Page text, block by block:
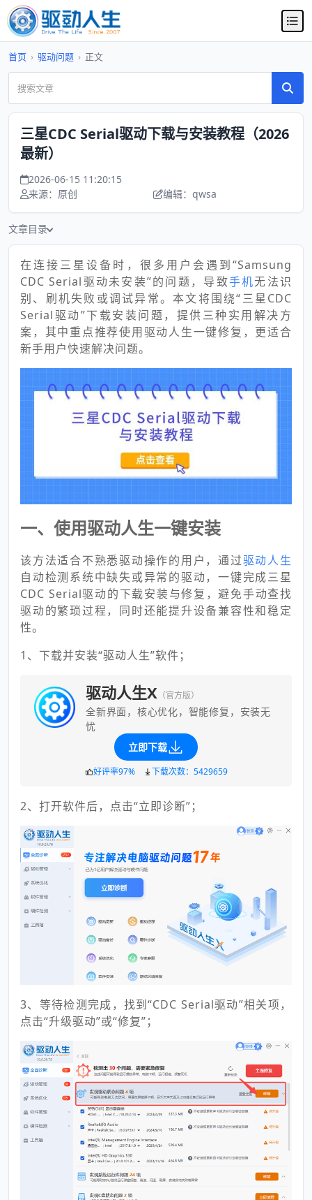
首页 › 驱动问题 › 正文
三星CDC Serial驱动下载与安装教程（2026
最新）
2026-06-15 11:20:15
来源：原创
编辑：qwsa
文章目录
在连接三星设备时，很多用户会遇到“Samsung
CDC Serial驱动未安装”的问题，导致手机无法识
别、刷机失败或调试异常。本文将围绕“三星CDC
Serial驱动”下载安装问题，提供三种实用解决方
案，其中重点推荐使用驱动人生一键修复，更适合
新手用户快速解决问题。
一、使用驱动人生一键安装
该方法适合不熟悉驱动操作的用户，通过驱动人生
自动检测系统中缺失或异常的驱动，一键完成三星
CDC Serial驱动的下载安装与修复，避免手动查找
驱动的繁琐过程，同时还能提升设备兼容性和稳定
性。
1、下载并安装“驱动人生”软件；
驱动人生X （官方版）
全新界面，核心优化，智能修复，安装无
忧
立即下载
好评率97% 下载次数：5429659
2、打开软件后，点击“立即诊断”；
3、等待检测完成，找到“CDC Serial驱动”相关项，
点击“升级驱动”或“修复”；